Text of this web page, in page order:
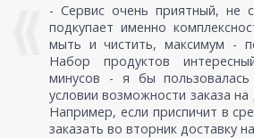
- Сервис очень приятный, не
подкупает именно
мыть и чистить, максимум -
Набор продуктов
минусов - я бы
условии возможности заказа
Например, если приспичит в
заказать во вторник доставку